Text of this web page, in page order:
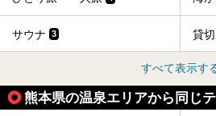
サウナ 3 貸
すべて表示す
熊本県の温泉エリアから同じ